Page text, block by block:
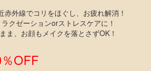
赤外線でコリをほぐし、お疲れ解消！
クゼーションorストレスケアに！
ま、お顔もメイクを落とさずOK！
OFF